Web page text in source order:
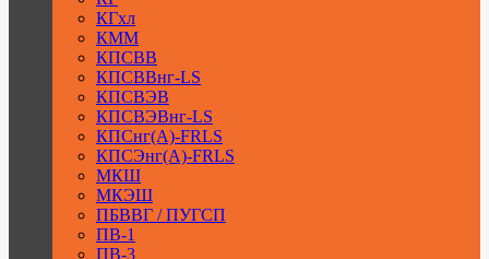
КГхл
КММ
КПСВВ
КПСВВнг-LS
КПСВЭВ
КПСВЭВнг-LS
КПСнг(А)-FRLS
КПСЭнг(А)-FRLS
МКШ
МКЭШ
ПБВВГ / ПУГСП
ПВ-1
ПВ-3